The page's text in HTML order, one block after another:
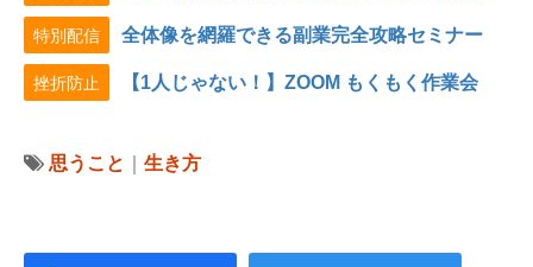
特別配信 全体像を網羅できる副業完全攻略セミナー
挫折防止 【1人じゃない！】ZOOM もくもく作業会
思うこと 生き方